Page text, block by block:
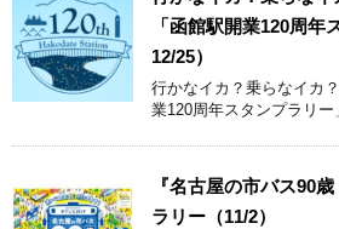
「函館駅開業120周年
12/25）
行かなイカ？乗らなイカ
業120周年スタンプラリー
『名古屋の市バス90
ラリー（11/2）